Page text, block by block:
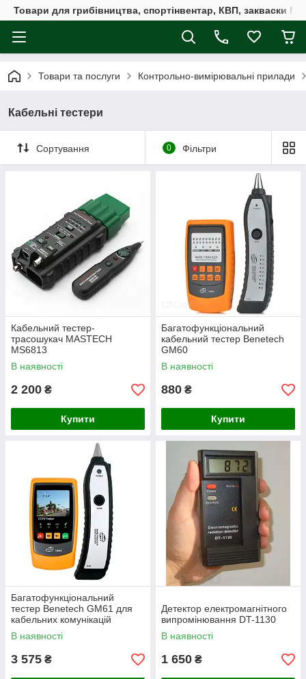
Товари для грибівництва, спортінвентар, КВП, закваски
Товари та послуги Контрольно-вимірювальні прилади
Кабельні тестери
Сортування 0 Фільтри
Кабельний тестер-
трасошукач MASTECH
MS6813
В наявності
2 200 ₴
Купити
Багатофункціональний
кабельний тестер Benetech
GM60
В наявності
880 ₴
Купити
Багатофункціональний
тестер Benetech GM61 для
кабельних комунікацій
В наявності
3 575 ₴
Детектор електромагнітного
випромінювання DT-1130
В наявності
1 650 ₴